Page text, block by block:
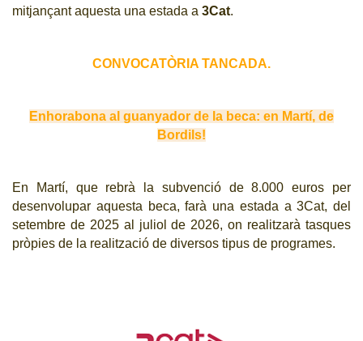
mitjançant aquesta una estada a 3Cat.
CONVOCATÒRIA TANCADA.
Enhorabona al guanyador de la beca: en Martí, de
Bordils!
En Martí, que rebrà la subvenció de 8.000 euros per
desenvolupar aquesta beca, farà una estada a 3Cat, del
setembre de 2025 al juliol de 2026, on realitzarà tasques
pròpies de la realització de diversos tipus de programes.